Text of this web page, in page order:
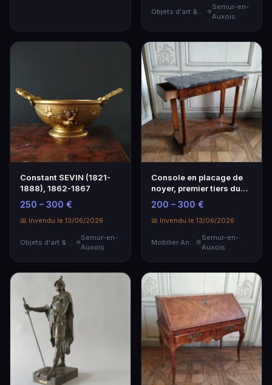
Objets d'art & Curiosités
Semur-en-
Auxois
Constant SEVIN (1821-
1888), 1862-1867
250 – 300 €
📅 Invendu le 13/06/2026
Objets d'art & Curiosités
Semur-en-
Auxois
Console en placage de
noyer, premier tiers du
XIXe
200 – 300 €
📅 Invendu le 13/06/2026
Mobilier Ancien
Semur-en-
Auxois